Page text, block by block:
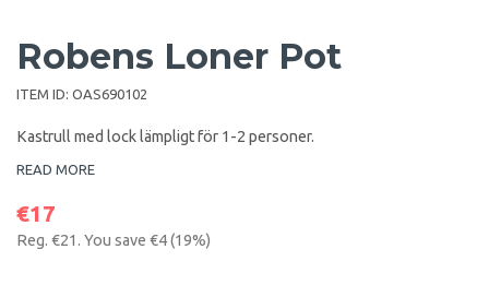
Robens Loner Pot
ITEM ID: OAS690102
Kastrull med lock lämpligt för 1-2 personer.
READ MORE
€17
Reg. €21 . You save €4(19%)